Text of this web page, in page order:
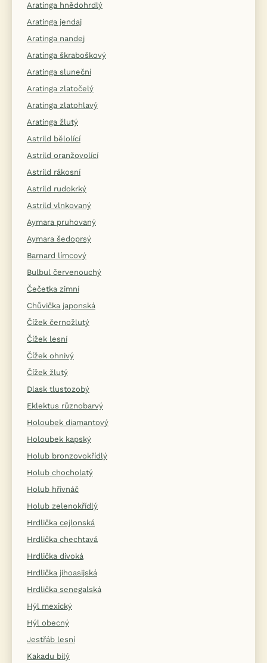
Aratinga hnědohrdlý
Aratinga jendaj
Aratinga nandej
Aratinga škraboškový
Aratinga sluneční
Aratinga zlatočelý
Aratinga zlatohlavý
Aratinga žlutý
Astrild bělolící
Astrild oranžovolící
Astrild rákosní
Astrild rudokrký
Astrild vlnkovaný
Aymara pruhovaný
Aymara šedoprsý
Barnard límcový
Bulbul červenouchý
Čečetka zimní
Chůvička japonská
Čížek černožlutý
Čížek lesní
Čížek ohnivý
Čížek žlutý
Dlask tlustozobý
Eklektus různobarvý
Holoubek diamantový
Holoubek kapský
Holub bronzovokřídlý
Holub chocholatý
Holub hřivnáč
Holub zelenokřídlý
Hrdlička cejlonská
Hrdlička chechtavá
Hrdlička divoká
Hrdlička jihoasijská
Hrdlička senegalská
Hýl mexický
Hýl obecný
Jestřáb lesní
Kakadu bílý